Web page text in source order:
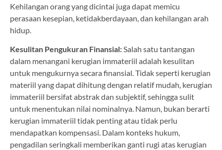
Kehilangan orang yang dicintai juga dapat memicu
perasaan kesepian, ketidakberdayaan, dan kehilangan arah
hidup.
Kesulitan Pengukuran Finansial:Salah satu tantangan
dalam menangani kerugian immateriil adalah kesulitan
untuk mengukurnya secara finansial. Tidak seperti kerugian
materiil yang dapat dihitung dengan relatif mudah, kerugian
immateriil bersifat abstrak dan subjektif, sehingga sulit
untuk menentukan nilai nominalnya. Namun, bukan berarti
kerugian immateriil tidak penting atau tidak perlu
mendapatkan kompensasi. Dalam konteks hukum,
pengadilan seringkali memberikan ganti rugi atas kerugian